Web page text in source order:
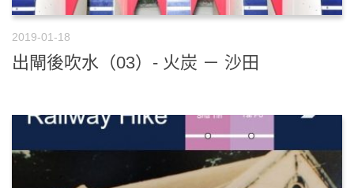
2019-01-18
出閘後吹水（03）- 火炭 － 沙田